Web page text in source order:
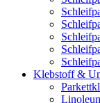
Klebstoff &